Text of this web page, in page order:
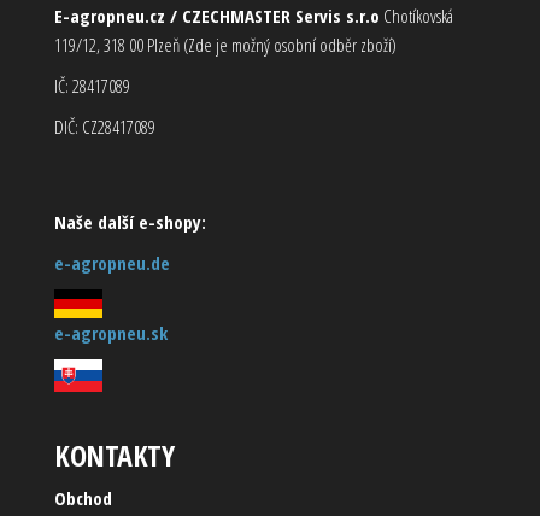
E-agropneu.cz / CZECHMASTER Servis s.r.o Chotíkovská
119/12, 318 00 Plzeň (Zde je možný osobní odběr zboží)
IČ: 28417089
DIČ: CZ28417089
Naše další e-shopy:
e-agropneu.de
e-agropneu.sk
KONTAKTY
Obchod